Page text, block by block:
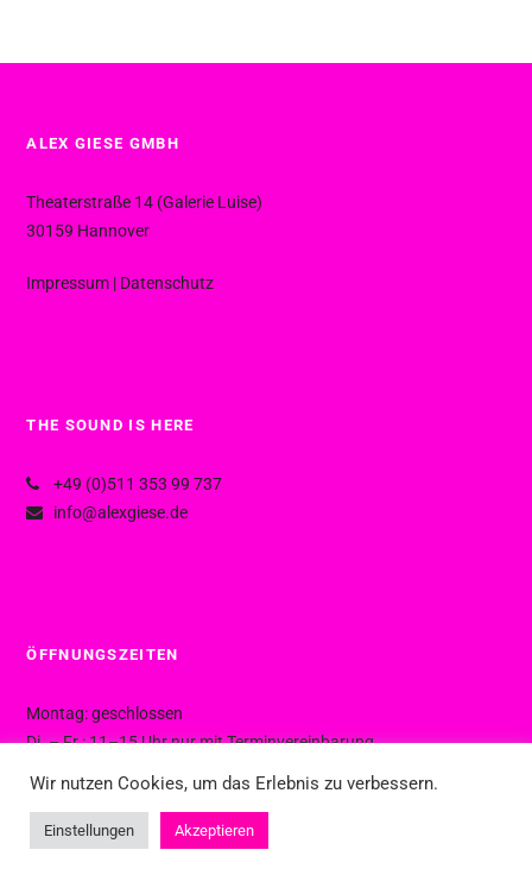
ALEX GIESE GMBH
Theaterstraße 14 (Galerie Luise)
30159 Hannover
Impressum | Datenschutz
THE SOUND IS HERE
+49 (0)511 353 99 737
info@alexgiese.de
ÖFFNUNGSZEITEN
Montag: geschlossen
Di. – Fr.: 11–15 Uhr nur mit Terminvereinbarung
Sa.: 10–16 Uhr ohne Termin
Wir nutzen Cookies, um das Erlebnis zu verbessern.
Einstellungen Akzeptieren